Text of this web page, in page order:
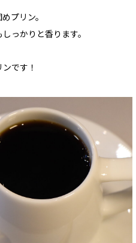
プリン。
っかりと香ります。
です！